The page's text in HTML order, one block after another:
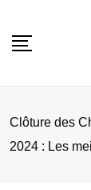
Clôture des
2024 : Les